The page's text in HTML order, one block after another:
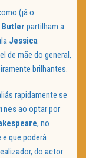
(já o
Butler partilham a
Jessica
de mãe do general,
brilhantes.
rapidamente se
ao optar por
, no
que poderá
do actor